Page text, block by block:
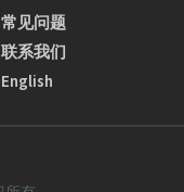
常见问题
联系我们
English